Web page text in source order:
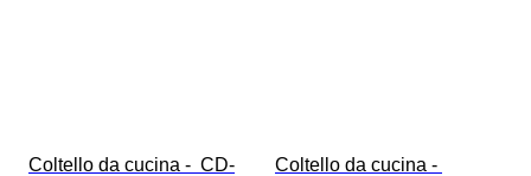
Coltello da cucina -  CD-
Coltello da cucina -